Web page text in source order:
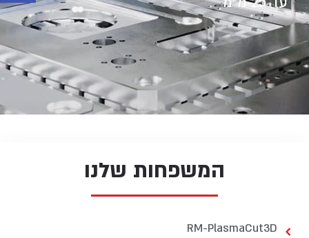
המשפחות שלנו
RM-PlasmaCut3D